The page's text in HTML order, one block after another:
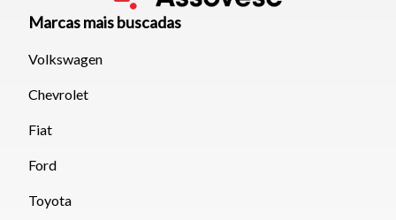
Marcas mais buscadas
Volkswagen
Chevrolet
Fiat
Ford
Toyota